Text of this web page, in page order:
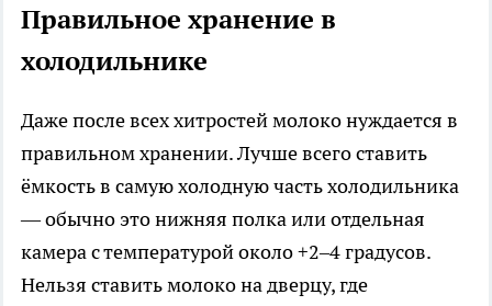
Правильное хранение в
холодильнике
Даже после всех хитростей молоко нуждается в
правильном хранении. Лучше всего ставить
ёмкость в самую холодную часть холодильника
— обычно это нижняя полка или отдельная
камера с температурой около +2–4 градусов.
Нельзя ставить молоко на дверцу, где